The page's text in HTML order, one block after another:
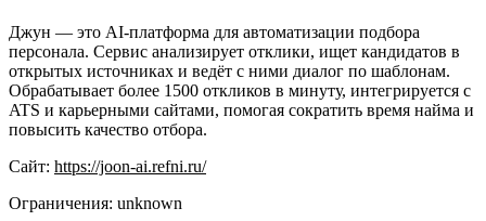
Джун — это AI-платформа для автоматизации подбора
персонала. Сервис анализирует отклики, ищет кандидатов в
открытых источниках и ведёт с ними диалог по шаблонам.
Обрабатывает более 1500 откликов в минуту, интегрируется с
ATS и карьерными сайтами, помогая сократить время найма и
повысить качество отбора.
Сайт: https://joon-ai.refni.ru/
Ограничения: unknown